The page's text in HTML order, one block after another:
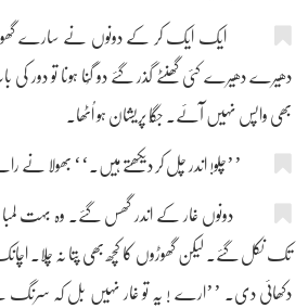
ایک ایک کر کے دونوں نے سارے
دھیرے دھیرے کئی گھنٹے گذر گئے دو گُنا ہونا تو دور
بھی واپس نہیں آئے۔ جگّا پریشان ہو اُٹھا۔
’’چلو! اندر چل کر دیکھتے ہیں۔‘‘ بھولا نے
دونوں غار کے اندر گھس گئے۔ وہ بہت لمبا
تک نکل گئے۔ لیکن گھوڑوں کا کچھ بھی پتا نہ چلا۔
دکھائی دی۔ ’’ارے ! یہ تو غار نہیں بل کہ سرنگ